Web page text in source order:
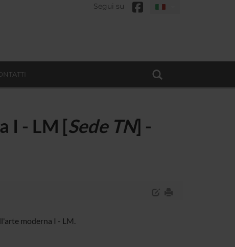
Segui su
I - LM [Sede TN] -
moderna I - LM.